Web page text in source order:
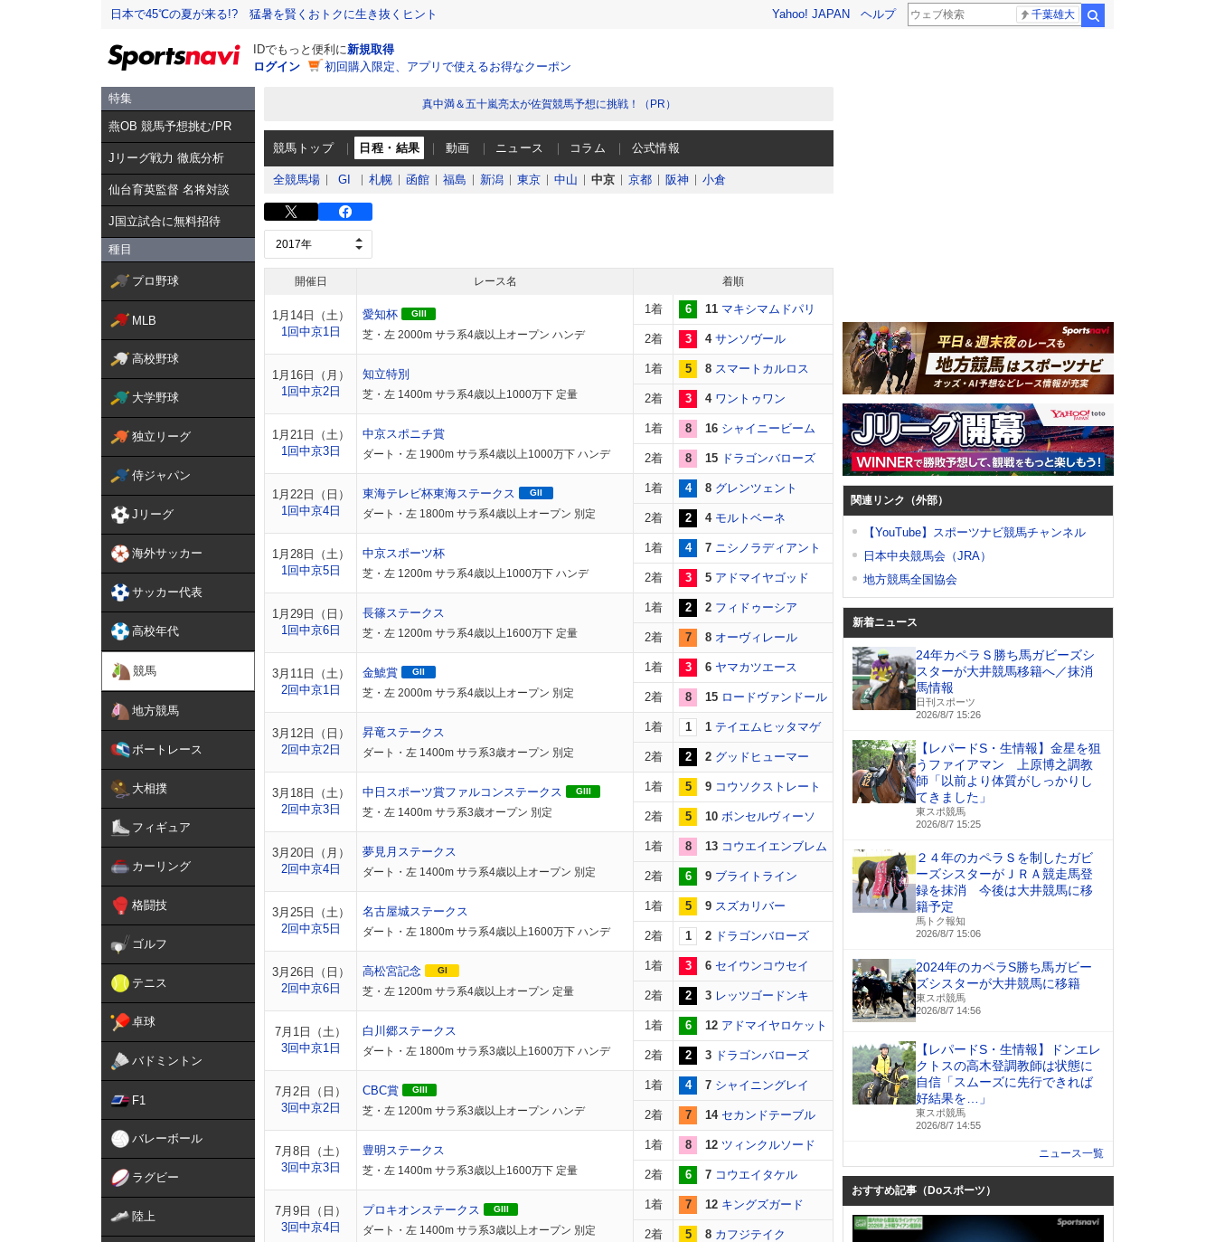
日本で45℃の夏が来る!? 猛暑を賢くおトクに生き抜くヒント Yahoo! JAPAN ヘルプ 千葉雄大
IDでもっと便利に新規取得
ログイン
初回購入限定、アプリで使えるお得なクーポン
特集
燕OB 競馬予想挑む/PR
Jリーグ戦力 徹底分析
仙台育英監督 名将対談
J国立試合に無料招待
種目
プロ野球
MLB
高校野球
大学野球
独立リーグ
侍ジャパン
Jリーグ
海外サッカー
サッカー代表
高校年代
競馬
地方競馬
ボートレース
大相撲
フィギュア
カーリング
格闘技
ゴルフ
テニス
卓球
バドミントン
F1
バレーボール
ラグビー
陸上
真中満＆五十嵐亮太が佐賀競馬予想に挑戦！（PR）
競馬トップ 日程・結果 動画 ニュース コラム 公式情報
全競馬場 GI 札幌 函館 福島 新潟 東京 中山 中京 京都 阪神 小倉
開催日 レース名 着順
1月14日（土）
1回中京1日
愛知杯 GIII
芝・左 2000m サラ系4歳以上オープン ハンデ
1着 6 11 マキシマムドパリ
2着 3 4 サンソヴール
1月16日（月）
1回中京2日
知立特別
芝・左 1400m サラ系4歳以上1000万下 定量
1着 5 8 スマートカルロス
2着 3 4 ワントゥワン
1月21日（土）
1回中京3日
中京スポニチ賞
ダート・左 1900m サラ系4歳以上1000万下 ハンデ
1着 8 16 シャイニービーム
2着 8 15 ドラゴンバローズ
1月22日（日）
1回中京4日
東海テレビ杯東海ステークス GII
ダート・左 1800m サラ系4歳以上オープン 別定
1着 4 8 グレンツェント
2着 2 4 モルトベーネ
1月28日（土）
1回中京5日
中京スポーツ杯
芝・左 1200m サラ系4歳以上1000万下 ハンデ
1着 4 7 ニシノラディアント
2着 3 5 アドマイヤゴッド
1月29日（日）
1回中京6日
長篠ステークス
芝・左 1200m サラ系4歳以上1600万下 定量
1着 2 2 フィドゥーシア
2着 7 8 オーヴィレール
3月11日（土）
2回中京1日
金鯱賞 GII
芝・左 2000m サラ系4歳以上オープン 別定
1着 3 6 ヤマカツエース
2着 8 15 ロードヴァンドール
3月12日（日）
2回中京2日
昇竜ステークス
ダート・左 1400m サラ系3歳オープン 別定
1着 1 1 テイエムヒッタマゲ
2着 2 2 グッドヒューマー
3月18日（土）
2回中京3日
中日スポーツ賞ファルコンステークス GIII
芝・左 1400m サラ系3歳オープン 別定
1着 5 9 コウソクストレート
2着 5 10 ボンセルヴィーソ
3月20日（月）
2回中京4日
夢見月ステークス
ダート・左 1400m サラ系4歳以上オープン 別定
1着 8 13 コウエイエンブレム
2着 6 9 ブライトライン
3月25日（土）
2回中京5日
名古屋城ステークス
ダート・左 1800m サラ系4歳以上1600万下 ハンデ
1着 5 9 スズカリバー
2着 1 2 ドラゴンバローズ
3月26日（日）
2回中京6日
高松宮記念 GI
芝・左 1200m サラ系4歳以上オープン 定量
1着 3 6 セイウンコウセイ
2着 2 3 レッツゴードンキ
7月1日（土）
3回中京1日
白川郷ステークス
ダート・左 1800m サラ系3歳以上1600万下 ハンデ
1着 6 12 アドマイヤロケット
2着 2 3 ドラゴンバローズ
7月2日（日）
3回中京2日
CBC賞 GIII
芝・左 1200m サラ系3歳以上オープン ハンデ
1着 4 7 シャイニングレイ
2着 7 14 セカンドテーブル
7月8日（土）
3回中京3日
豊明ステークス
芝・左 1400m サラ系3歳以上1600万下 定量
1着 8 12 ツィンクルソード
2着 6 7 コウエイタケル
7月9日（日）
3回中京4日
プロキオンステークス GIII
ダート・左 1400m サラ系3歳以上オープン 別定
1着 7 12 キングズガード
2着 5 8 カフジテイク
関連リンク（外部）
【YouTube】スポーツナビ競馬チャンネル
日本中央競馬会（JRA）
地方競馬全国協会
新着ニュース
24年カペラＳ勝ち馬ガビーズシ
スターが大井競馬移籍へ／抹消
馬情報
日刊スポーツ
2026/8/7 15:26
【レパードS・生情報】金星を狙
うファイアマン 上原博之調教
師「以前より体質がしっかりし
てきました」
東スポ競馬
2026/8/7 15:25
２４年のカペラＳを制したガビ
ーズシスターがＪＲＡ競走馬登
録を抹消 今後は大井競馬に移
籍予定
馬トク報知
2026/8/7 15:06
2024年のカペラS勝ち馬ガビー
ズシスターが大井競馬に移籍
東スポ競馬
2026/8/7 14:56
【レパードS・生情報】ドンエレ
クトスの高木登調教師は状態に
自信「スムーズに先行できれば
好結果を…」
東スポ競馬
2026/8/7 14:55
ニュース一覧
おすすめ記事（Doスポーツ）